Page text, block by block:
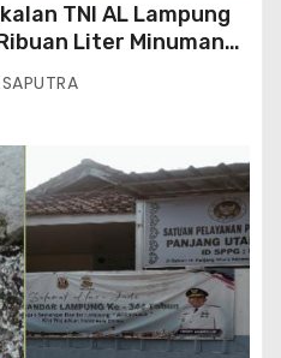
TNI AL Lampung
Liter Minuman
Bakauheni